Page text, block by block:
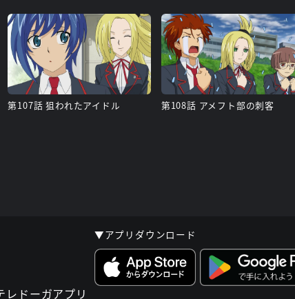
第107話 狙われたアイドル 第108話 アメフト部の刺客
▼アプリダウンロード